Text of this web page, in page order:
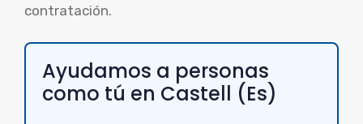
contratación.
Ayudamos a personas
como tú en Castell (Es)